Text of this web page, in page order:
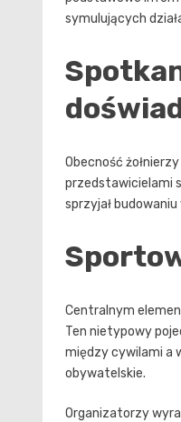
symulujących
Obecność
przedstawicielami
sprzyjał
Centralnym
Ten nietypowy
między cywilami a
obywatelskie.
Organizatorzy